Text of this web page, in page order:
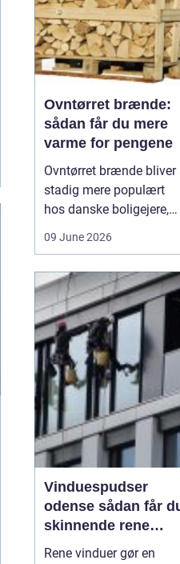
Ovntørret brænde:
sådan får du mere
varme for pengene
Ovntørret brænde bliver
stadig mere populært
hos danske boligejere,
ovn, får du en stabil og
lav fugtighed, som giver
højere varmeudbytte,
renere forbrænding og
mindre arbejde med
optænd...
09 June 2026
Vinduespudser
odense sådan får du
skinnende rene
ruder året rundt
Rene vinduer gør en